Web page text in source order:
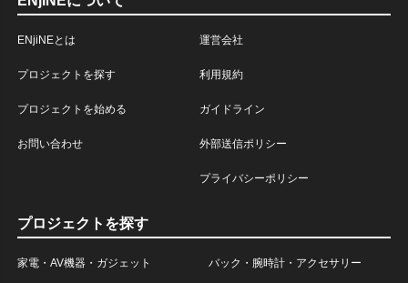
ENjiNEとは
プロジェクトを探す
プロジェクトを始める
お問い合わせ
運営会社
利用規約
ガイドライン
外部送信ポリシー
プライバシーポリシー
プロジェクトを探す
家電・AV機器・ガジェット バック・腕時計・アクセサリー